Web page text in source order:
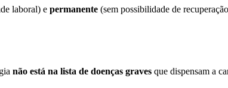
laboral) e permanente (sem possibilidade de
não está na lista de doenças graves que dispensam a